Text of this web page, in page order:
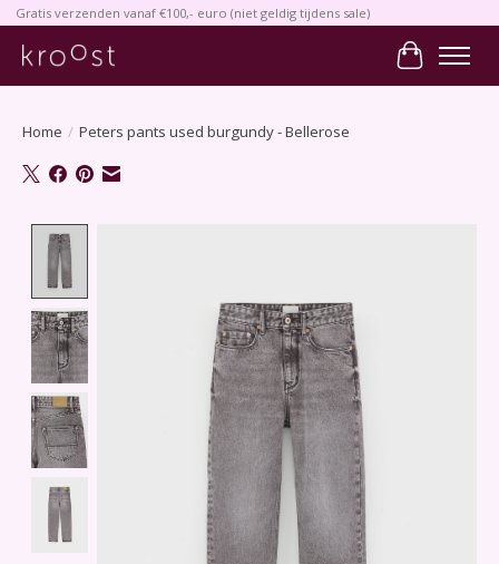
Gratis verzenden vanaf €100,- euro (niet geldig tijdens sale)
Home / Peters pants used burgundy - Bellerose